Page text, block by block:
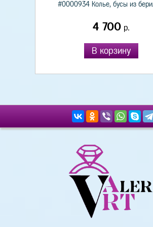
#0000934 Колье, бусы из
4 700р.
В корзину